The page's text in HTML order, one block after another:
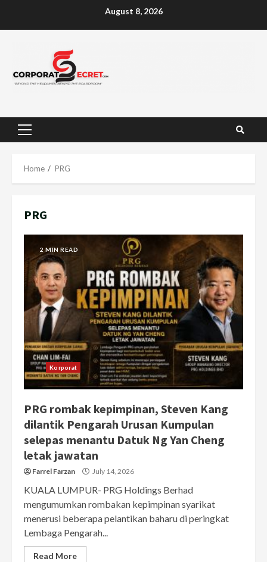
August 8, 2026
Primary
Home PRG
PRG
2 MIN READ
Korporat
PRG rombak kepimpinan, Steven Kang
dilantik Pengarah Urusan Kumpulan
selepas menantu Datuk Ng Yan Cheng
letak jawatan
Farrel Farzan July 14, 2026
KUALA LUMPUR- PRG Holdings Berhad
mengumumkan rombakan kepimpinan syarikat
menerusi beberapa pelantikan baharu di peringkat
Lembaga Pengarah...
Read More